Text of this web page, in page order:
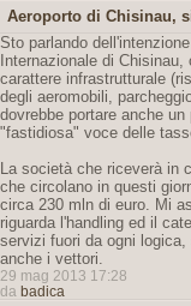
Aeroporto di Chisinau,
Sto parlando
Internazionale di
carattere infrastrutturale
degli aeromobili,
dovrebbe portare anche
"fastidiosa" voce delle
La società che riceverà in
che circolano in questi
circa 230 mln di euro. Mi
riguarda l'handling ed il
servizi fuori da ogni
anche i vettori.
29 mag 2013 17:28
da badica